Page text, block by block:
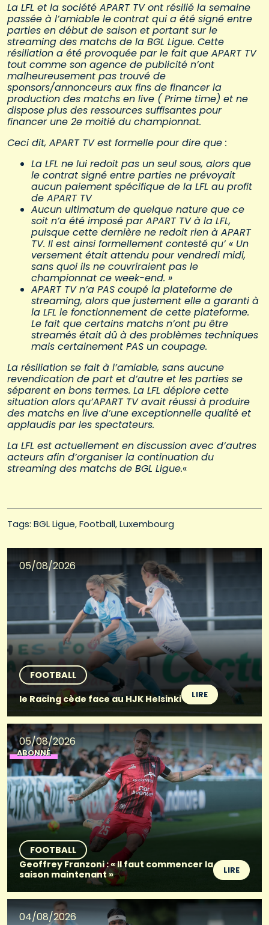
La LFL et la société APART TV ont résilié la semaine
passée à l’amiable lecontrat qui a été signé entre
parties en début de saison et portant sur le
streaming des matchs de la BGL Ligue. Cette
résiliation a été provoquée par le fait que APART TV
tout comme son agence de publicité n’ont
malheureusement pas trouvé de
sponsors/annonceurs aux fins de financer la
production des matchs en live ( Prime time) et ne
dispose plus des ressources suffisantes pour
financer une 2e moitié du championnat.
Ceci dit, APART TV est formelle pour dire que :
La LFL ne lui redoit pas un seul sous, alors que
le contrat signé entre parties ne prévoyait
aucun paiement spécifique de la LFL au profit
de APART TV
Aucun ultimatum de quelque nature que ce
soit n’a été imposé par APART TV à la LFL,
puisque cette dernière ne redoit rien à APART
TV. Il est ainsi formellement contesté qu’ « Un
versement était attendu pour vendredi midi,
sans quoi ils ne couvriraient pas le
championnat ce week-end. »
APART TV n’a PAS coupé la plateforme de
streaming, alors que justement elle a garanti à
la LFL le fonctionnement de cette plateforme.
Le fait que certains matchs n’ont pu être
streamés était dû à des problèmes techniques
mais certainement PAS un coupage.
La résiliation se fait à l’amiable, sans aucune
revendication de part et d’autre et les parties se
séparent en bons termes. La LFL déplore cette
situation alors qu’APART TV avait réussi à produire
des matchs en live d’une exceptionnelle qualité et
applaudis par les spectateurs.
La LFL est actuellement en discussion avec d’autres
acteurs afin d’organiser la continuation du
streaming des matchs de BGL Ligue.«
Tags: BGL Ligue Football Luxembourg
05/08/2026
FOOTBALL
le Racing cède face au HJK Helsinki
LIRE
05/08/2026
ABONNÉ
FOOTBALL
Geoffrey Franzoni : « Il faut commencer la
saison maintenant »
LIRE
04/08/2026